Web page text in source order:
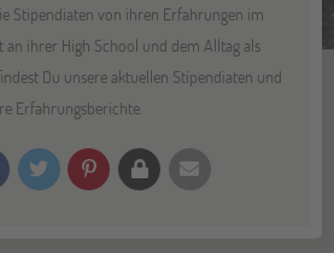
Stipendiaten von ihren Erfahrungen im
an ihrer High School und dem Alltag als
Du unsere aktuellen Stipendiaten und
Erfahrungsberichte.